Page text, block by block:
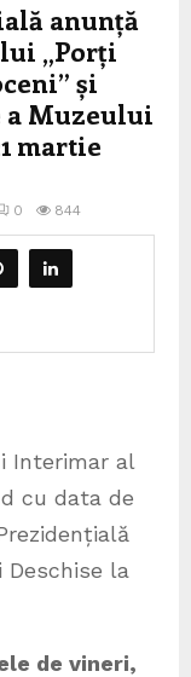
anunță
„Porți
și
Muzeului
martie
0 844
Interimar al
cu data de
Deschise la
de vineri,